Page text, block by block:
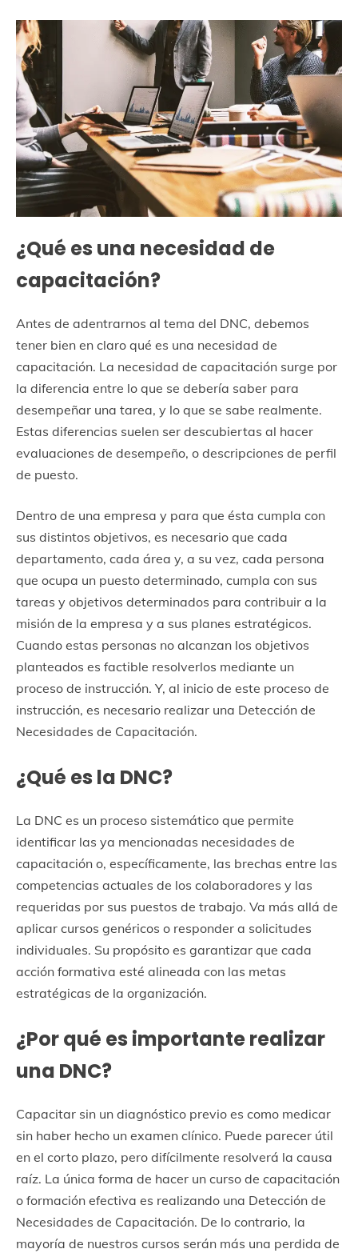
¿Qué es una necesidad de
capacitación?
Antes de adentrarnos al tema del DNC, debemos
tener bien en claro qué es una necesidad de
capacitación. La necesidad de capacitación surge por
la diferencia entre lo que se debería saber para
desempeñar una tarea, y lo que se sabe realmente.
Estas diferencias suelen ser descubiertas al hacer
evaluaciones de desempeño, o descripciones de perfil
de puesto.
Dentro de una empresa y para que ésta cumpla con
sus distintos objetivos, es necesario que cada
departamento, cada área y, a su vez, cada persona
que ocupa un puesto determinado, cumpla con sus
tareas y objetivos determinados para contribuir a la
misión de la empresa y a sus planes estratégicos.
Cuando estas personas no alcanzan los objetivos
planteados es factible resolverlos mediante un
proceso de instrucción. Y, al inicio de este proceso de
instrucción, es necesario realizar una Detección de
Necesidades de Capacitación.
¿Qué es la DNC?
La DNC es un proceso sistemático que permite
identificar las ya mencionadas necesidades de
capacitación o, específicamente, las brechas entre las
competencias actuales de los colaboradores y las
requeridas por sus puestos de trabajo. Va más allá de
aplicar cursos genéricos o responder a solicitudes
individuales. Su propósito es garantizar que cada
acción formativa esté alineada con las metas
estratégicas de la organización.
¿Por qué es importante realizar
una DNC?
Capacitar sin un diagnóstico previo es como medicar
sin haber hecho un examen clínico. Puede parecer útil
en el corto plazo, pero difícilmente resolverá la causa
raíz. La única forma de hacer un curso de capacitación
o formación efectiva es realizando una Detección de
Necesidades de Capacitación. De lo contrario, la
mayoría de nuestros cursos serán más una perdida de